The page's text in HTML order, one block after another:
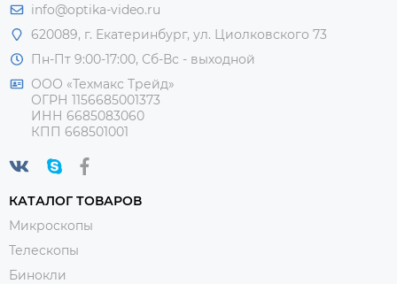
info@optika-video.ru
620089, г. Екатеринбург, ул. Циолковского 73
Пн-Пт 9:00-17:00, Сб-Вс - выходной
ООО «Техмакс Трейд»
ОГРН 1156685001373
ИНН 6685083060
КПП 668501001
КАТАЛОГ ТОВАРОВ
Микроскопы
Телескопы
Бинокли